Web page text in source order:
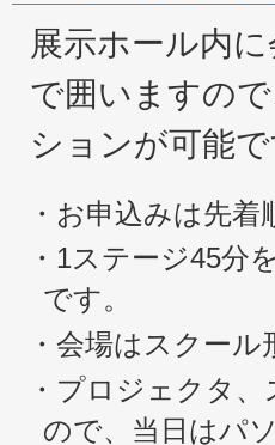
展示ホール内
で囲いますの
ションが可能で
・お申込みは先着
・1ステージ45分
です。
・会場はスクー
・プロジェクタ
ので、当日はパ